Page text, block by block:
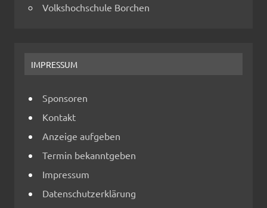
Volkshochschule Borchen
IMPRESSUM
Sponsoren
Kontakt
Anzeige aufgeben
Termin bekanntgeben
Impressum
Datenschutzerklärung